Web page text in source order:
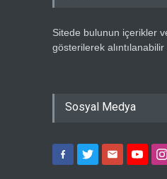
Sitede bulunun içerikler
gösterilerek alıntılanabilir .
Sosyal Medya